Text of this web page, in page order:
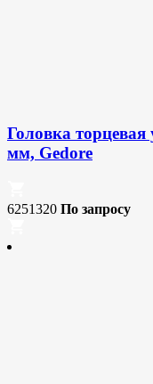
Головка
мм, Gedore
6251320 По запросу